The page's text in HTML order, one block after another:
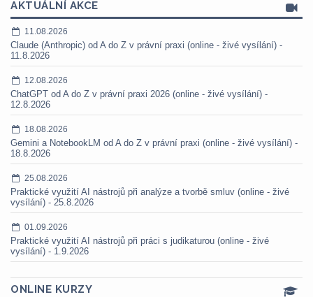
AKTUÁLNÍ AKCE
11.08.2026
Claude (Anthropic) od A do Z v právní praxi (online - živé vysílání) -
11.8.2026
12.08.2026
ChatGPT od A do Z v právní praxi 2026 (online - živé vysílání) -
12.8.2026
18.08.2026
Gemini a NotebookLM od A do Z v právní praxi (online - živé vysílání) -
18.8.2026
25.08.2026
Praktické využití AI nástrojů při analýze a tvorbě smluv (online - živé
vysílání) - 25.8.2026
01.09.2026
Praktické využití AI nástrojů při práci s judikaturou (online - živé
vysílání) - 1.9.2026
ONLINE KURZY